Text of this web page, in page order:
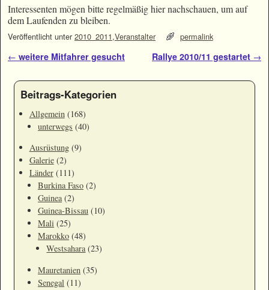
Interessenten mögen bitte regelmäßig hier nachschauen, um auf
dem Laufenden zu bleiben.
Veröffentlicht unter 2010_2011,Veranstalter permalink
Artikelnavigation
← weitere Mitfahrer gesucht Rallye 2010/11 gestartet →
Beitrags-Kategorien
Allgemein(168)
unterwegs (40)
Ausrüstung(9)
Galerie(2)
Länder(111)
Burkina Faso (2)
Guinea(2)
Guinea-Bissau (10)
Mali (25)
Marokko (48)
Westsahara(23)
Mauretanien (35)
Senegal (11)